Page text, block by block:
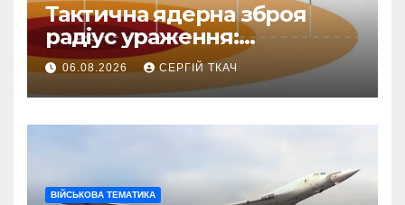
Тактична ядерна зброя
радіус ураження:
детальний розбір зон
знищення
06.08.2026 СЕРГІЙ ТКАЧ
ВІЙСЬКОВА ТЕМАТИКА